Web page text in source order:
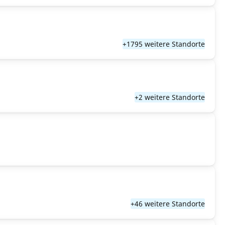
+1795 weitere Standorte
+2 weitere Standorte
+46 weitere Standorte